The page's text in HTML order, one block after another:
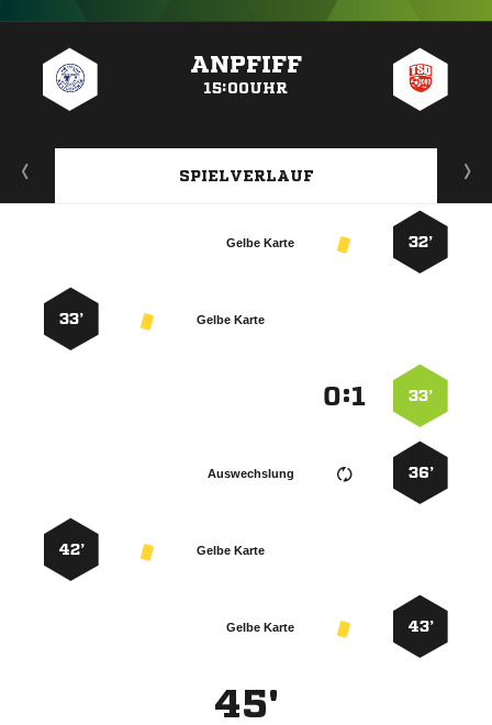
ANPFIFF
15:00UHR
SPIELVERLAUF
32’
Gelbe Karte
Gelbe Karte
33’
33’
:
36’
Auswechslung
Gelbe Karte
42’
43’
Gelbe Karte
45'